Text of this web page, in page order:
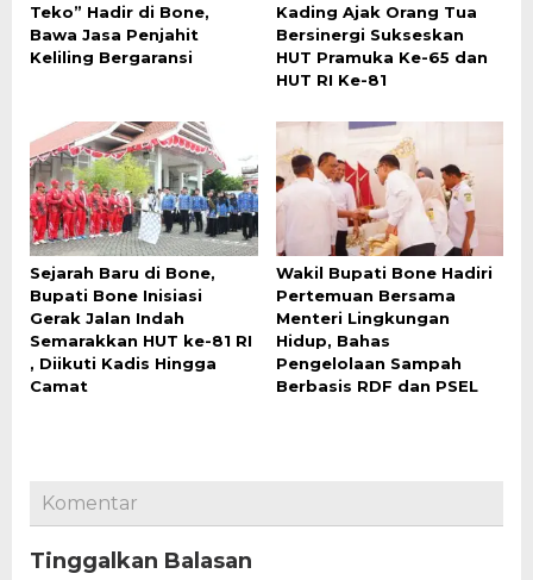
Teko” Hadir di Bone,
Bawa Jasa Penjahit
Keliling Bergaransi
Kading Ajak Orang Tua
Bersinergi Sukseskan
HUT Pramuka Ke-65 dan
HUT RI Ke-81
Sejarah Baru di Bone,
Bupati Bone Inisiasi
Gerak Jalan Indah
Semarakkan HUT ke-81 RI
, Diikuti Kadis Hingga
Camat
Wakil Bupati Bone Hadiri
Pertemuan Bersama
Menteri Lingkungan
Hidup, Bahas
Pengelolaan Sampah
Berbasis RDF dan PSEL
Komentar
Tinggalkan Balasan